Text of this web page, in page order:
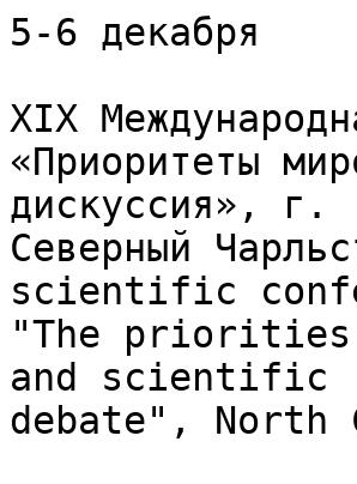
5-6 декабря
XIX
«Приоритеты
дискуссия», г.
Северный
scientific
"The priorities
and scientific
debate", North